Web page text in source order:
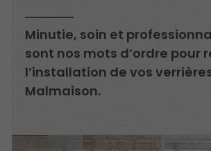
Minutie, soin et
sont nos mots d’ordre pour
l’installation de vos
Malmaison.